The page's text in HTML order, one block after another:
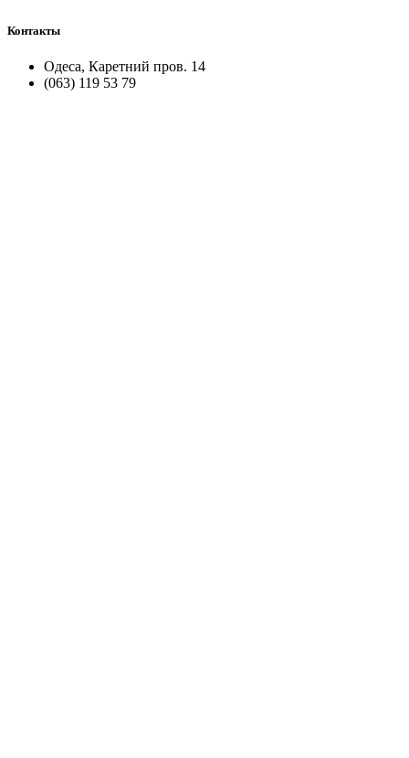
Контакты
Одеса, Каретний пров. 14
(063) 119 53 79